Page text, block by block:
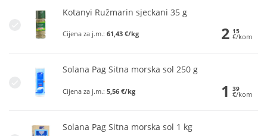
Kotanyi Ružmarin sjeckani 35 g
Cijena za j.m.: 61,43 €/kg 2 15
€/kom
Solana Pag Sitna morska sol 250 g
Cijena za j.m.: 5,56 €/kg 1 39
€/kom
Solana Pag Sitna morska sol 1 kg